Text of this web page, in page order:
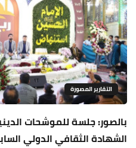
التقارير المصورة
بالصور: جلسة للموشحات
الشهادة الثقافي الدولي